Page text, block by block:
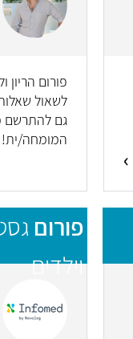
פורום
לשאול
גם להתרשם
המומחה/ית!
פורום
וילדים